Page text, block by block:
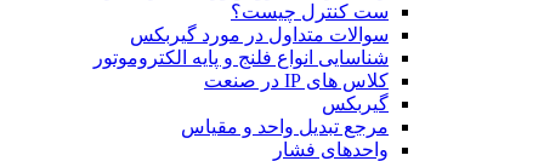
ست کنترل چیست؟
سوالات متداول در مورد گیربکس
شناسایی انواع فلنج و پایه الکتروموتور
کلاس های IP در صنعت
گیربکس
مرجع تبدیل واحد و مقیاس
واحدهای فشار